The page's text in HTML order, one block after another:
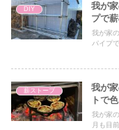
DIY
我が
プで
我が家
パイプ
薪ストーブ
我が
トで
我が家
月も目